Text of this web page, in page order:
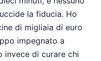
la fiducia. Ho
di migliaia di euro
impegnato a
invece di curare chi